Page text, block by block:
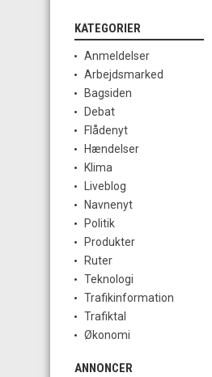
KATEGORIER
Anmeldelser
Arbejdsmarked
Bagsiden
Debat
Flådenyt
Hændelser
Klima
Liveblog
Navnenyt
Politik
Produkter
Ruter
Teknologi
Trafikinformation
Trafiktal
Økonomi
ANNONCER